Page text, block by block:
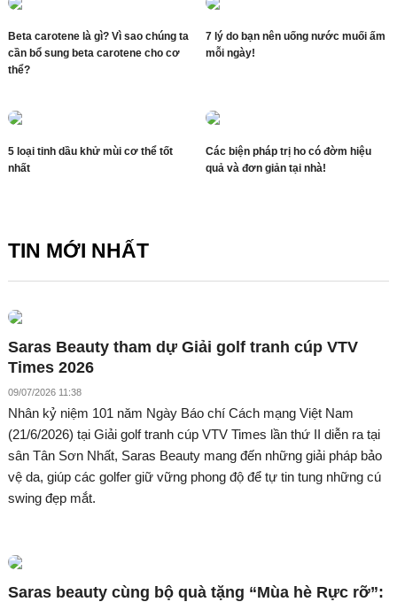
Beta carotene là gì? Vì sao chúng ta
cần bổ sung beta carotene cho cơ
thể?
7 lý do bạn nên uống nước muối ấm
mỗi ngày!
5 loại tinh dầu khử mùi cơ thể tốt
nhất
Các biện pháp trị ho có đờm hiệu
quả và đơn giản tại nhà!
TIN MỚI NHẤT
Saras Beauty tham dự Giải golf tranh cúp VTV
Times 2026
09/07/2026 11:38
Nhân kỷ niệm 101 năm Ngày Báo chí Cách mạng Việt Nam
(21/6/2026) tại Giải golf tranh cúp VTV Times lần thứ II diễn ra tại
sân Tân Sơn Nhất, Saras Beauty mang đến những giải pháp bảo
vệ da, giúp các golfer giữ vững phong độ để tự tin tung những cú
swing đẹp mắt.
Saras beauty cùng bộ quà tặng “Mùa hè Rực rỡ”: